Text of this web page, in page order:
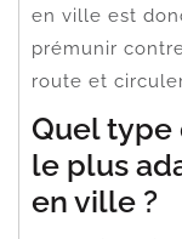
en ville est
prémunir
route et
Quel type
le plus
en ville ?